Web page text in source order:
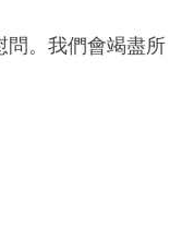
問。我們會竭盡所